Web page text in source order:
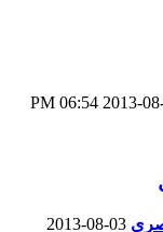
06:54 PM